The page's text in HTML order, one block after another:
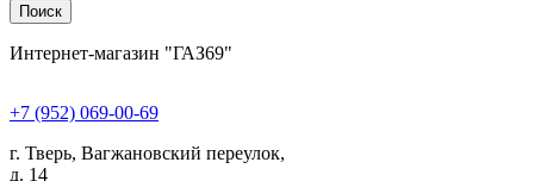
Поиск
Интернет-магазин "ГАЗ69"
+7 (952) 069-00-69
г. Тверь, Вагжановский переулок,
д. 14